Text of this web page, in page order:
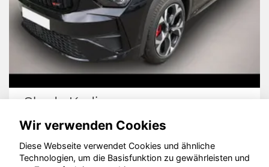
Skoda Kodiaq
Wir verwenden Cookies
Diese Webseite verwendet Cookies und ähnliche
Technologien, um die Basisfunktion zu gewährleisten und